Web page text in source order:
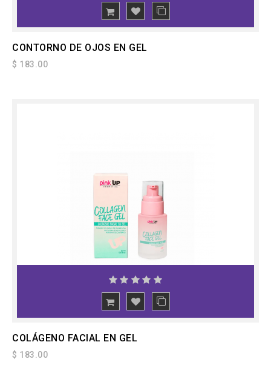
CONTORNO DE OJOS EN GEL
$ 183.00
COLÁGENO FACIAL EN GEL
$ 183.00